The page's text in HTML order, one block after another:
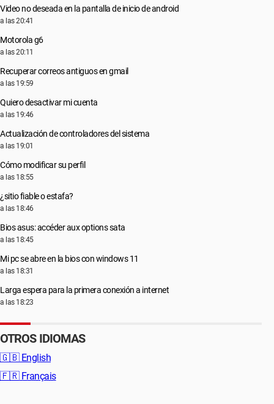
Video no deseada en la pantalla de inicio de android
a las 20:41
Motorola g6
a las 20:11
Recuperar correos antiguos en gmail
a las 19:59
Quiero desactivar mi cuenta
a las 19:46
Actualización de controladores del sistema
a las 19:01
Cómo modificar su perfil
a las 18:55
¿sitio fiable o estafa?
a las 18:46
Bios asus: accéder aux options sata
a las 18:45
Mi pc se abre en la bios con windows 11
a las 18:31
Larga espera para la primera conexión a internet
a las 18:23
OTROS IDIOMAS
🇬🇧 English
🇫🇷 Français